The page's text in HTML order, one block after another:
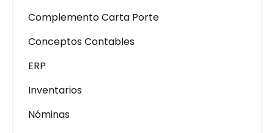
Complemento Carta Porte
Conceptos Contables
ERP
Inventarios
Nóminas